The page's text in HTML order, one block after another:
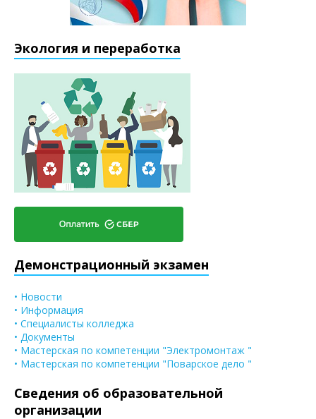
Экология и переработка
Демонстрационный экзамен
• Новости
• Информация
• Специалисты колледжа
• Документы
• Мастерская по компетенции "Электромонтаж "
• Мастерская по компетенции "Поварское дело "
Сведения об образовательной
организации